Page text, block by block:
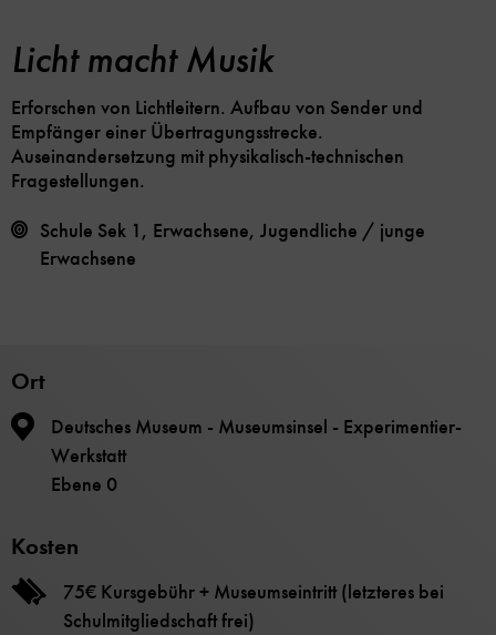
Licht macht Musik
Erforschen von Lichtleitern. Aufbau von Sender und
Empfänger einer Übertragungsstrecke.
Auseinandersetzung mit physikalisch-technischen
Fragestellungen.
Schule Sek 1, Erwachsene, Jugendliche / junge
Erwachsene
Ort
Deutsches Museum - Museumsinsel - Experimentier-
Werkstatt
Ebene 0
Kosten
75€ Kursgebühr + Museumseintritt (letzteres bei
Schulmitgliedschaft frei)